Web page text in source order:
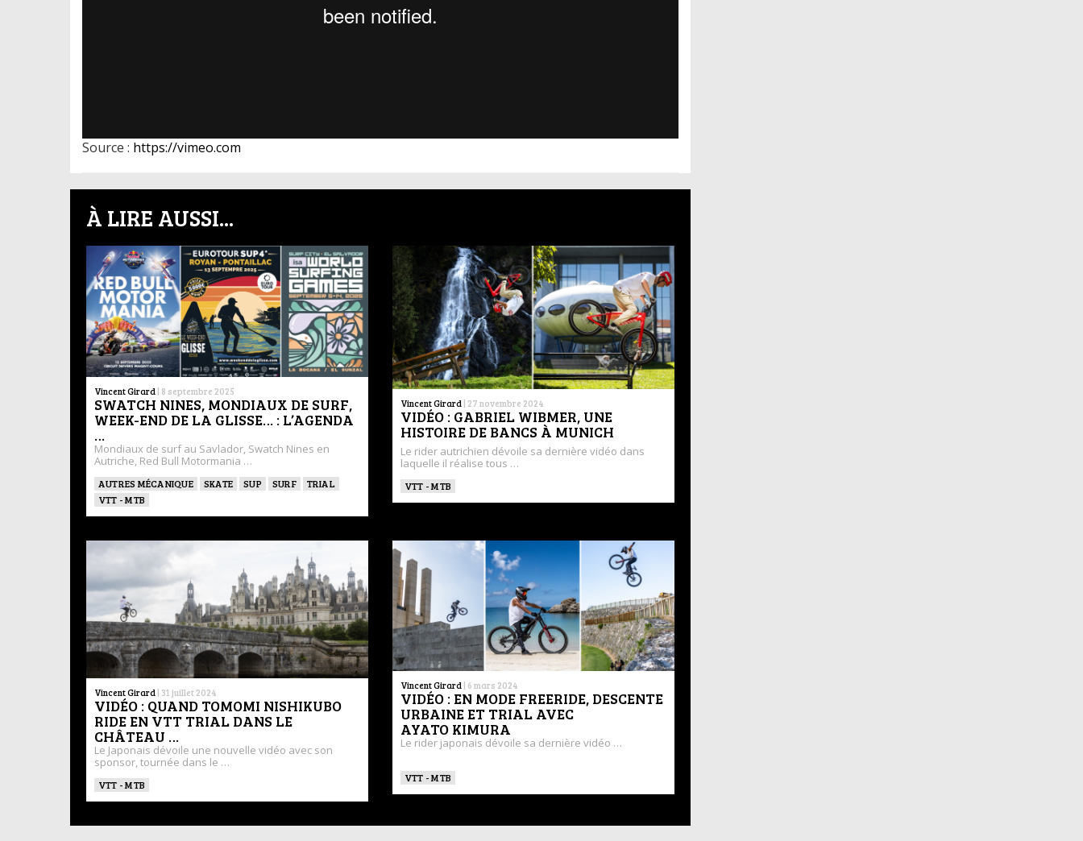
Source : https://vimeo.com
À LIRE AUSSI...
Vincent Girard | 8 septembre 2025
SWATCH NINES, MONDIAUX DE SURF,
WEEK-END DE LA GLISSE… : L’AGENDA
…
Mondiaux de surf au Savlador, Swatch Nines en
Autriche, Red Bull Motormania …
AUTRES MÉCANIQUE SKATE SUP SURF
TRIAL
VTT - MTB
Vincent Girard | 27 novembre 2024
VIDÉO : GABRIEL WIBMER, UNE
HISTOIRE DE BANCS À MUNICH
Le rider autrichien dévoile sa dernière vidéo dans
laquelle il réalise tous …
VTT - MTB
Vincent Girard | 31 juillet 2024
VIDÉO : QUAND TOMOMI NISHIKUBO
RIDE EN VTT TRIAL DANS LE
CHÂTEAU …
Le Japonais dévoile une nouvelle vidéo avec son
sponsor, tournée dans le …
VTT - MTB
Vincent Girard | 6 mars 2024
VIDÉO : EN MODE FREERIDE, DESCENTE
URBAINE ET TRIAL AVEC
AYATO KIMURA
Le rider japonais dévoile sa dernière vidéo …
VTT - MTB